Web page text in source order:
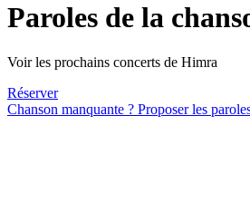
Paroles de la
Voir les prochains concerts de Himra
Réserver
Chanson manquante ? Proposer les